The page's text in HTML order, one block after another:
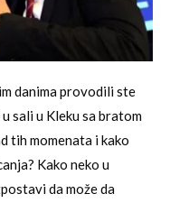
danima provodili ste
sali u Kleku sa bratom
tih momenata i kako
Kako neko u
da može da